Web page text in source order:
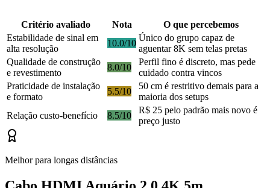
Critério avaliado Nota
O que percebemos
Estabilidade de sinal em
alta resolução
10.0/10
Único do grupo capaz de
aguentar 8K sem telas pretas
Qualidade de construção
e revestimento
8.0/10
Perfil fino é discreto, mas pede
cuidado contra vincos
Praticidade de instalação
e formato
5.5/10
50 cm é restritivo demais para a
maioria dos setups
Relação custo-benefício
8.5/10
R$ 25 pelo padrão mais novo é
preço justo
Melhor para longas distâncias